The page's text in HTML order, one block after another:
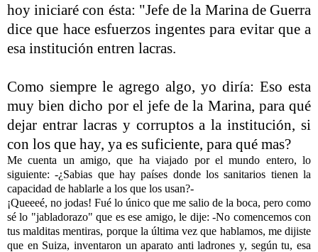
hoy iniciaré con ésta: "Jefe dela Marina de Guerra
dice que hace esfuerzos ingentes para evitar que a
esa institución entren lacras.
Como siempre le agrego algo, yo diría: Eso esta
muy bien dicho por el jefe dela Marina, para qué
dejar entrar lacras y corruptos a la institución, si
con los que hay, ya es suficiente, para qué mas?
Me cuenta un amigo, que ha viajado por el mundo entero, lo
siguiente: -¿Sabias que hay países donde los sanitarios tienen la
capacidad de hablarle a los que los usan?-
¡Queeeé, no jodas! Fué lo único que me salio de la boca, pero como
sé lo "jabladorazo" que es ese amigo, le dije: -No comencemos con
tus malditas mentiras, porque la última vez que hablamos, me dijiste
que en Suiza, inventaron un aparato antiladrones y, según tu, esa